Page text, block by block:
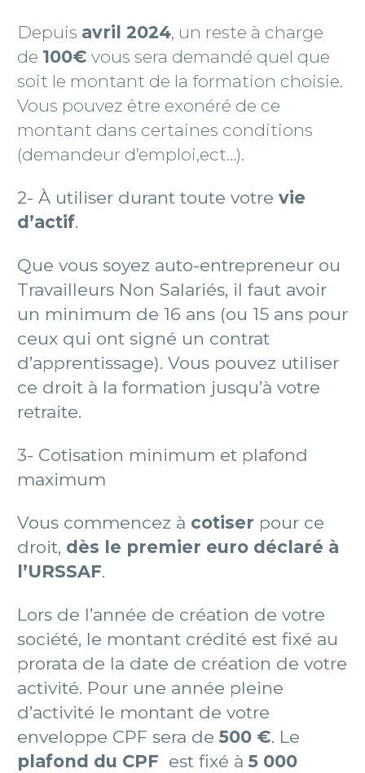
Depuis avril 2024, un reste à charge
de 100€ vous sera demandé quel que
soit le montant de la formation choisie.
Vous pouvez être exonéré de ce
montant dans certaines conditions
(demandeur d’emploi,ect…).
2- À utiliser durant toute votre vie
d’actif.
Que vous soyez auto-entrepreneur ou
Travailleurs Non Salariés, il faut avoir
un minimum de 16 ans (ou 15 ans pour
ceux qui ont signé un contrat
d’apprentissage). Vous pouvez utiliser
ce droit à la formation jusqu’à votre
retraite.
3- Cotisation minimum et plafond
maximum
Vous commencez à cotiser pour ce
droit, dès le premier euro déclaré à
l’URSSAF.
Lors de l’année de création de votre
société, le montant crédité est fixé au
prorata de la date de création de votre
activité. Pour une année pleine
d’activité le montant de votre
enveloppe CPF sera de 500 €. Le
plafond du CPF est fixé à 5 000